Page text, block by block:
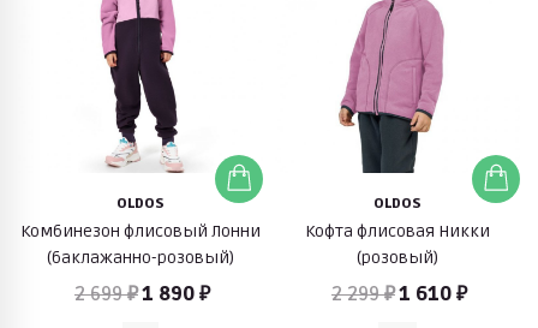
OLDOS
Комбинезон флисовый Лонни
(баклажанно-розовый)
2 699 ₽1 890 ₽
OLDOS
Кофта флисовая Никки
(розовый)
2 299 ₽1 610 ₽